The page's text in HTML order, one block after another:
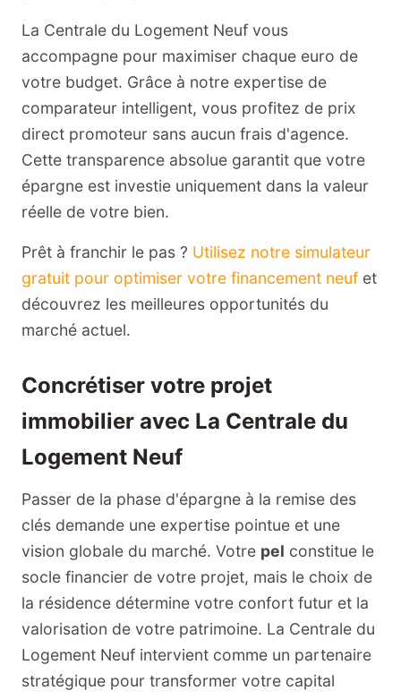
La Centrale du Logement Neuf vous
accompagne pour maximiser chaque euro de
votre budget. Grâce à notre expertise de
comparateur intelligent, vous profitez de prix
direct promoteur sans aucun frais d'agence.
Cette transparence absolue garantit que votre
épargne est investie uniquement dans la valeur
réelle de votre bien.
Prêt à franchir le pas ? Utilisez notre simulateur
gratuit pour optimiser votre financement neuf et
découvrez les meilleures opportunités du
marché actuel.
Concrétiser votre projet
immobilier avec La Centrale du
Logement Neuf
Passer de la phase d'épargne à la remise des
clés demande une expertise pointue et une
vision globale du marché. Votre pel constitue le
socle financier de votre projet, mais le choix de
la résidence détermine votre confort futur et la
valorisation de votre patrimoine. La Centrale du
Logement Neuf intervient comme un partenaire
stratégique pour transformer votre capital